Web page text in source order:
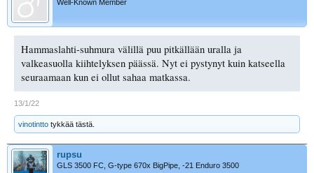
Well-Known Member
Hammaslahti-suhmura välillä puu pitkällään uralla ja
valkeasuolla kiihtelyksen päässä. Nyt ei pystynyt kuin katseella
seuraamaan kun ei ollut sahaa matkassa.
13/1/22
vinotintto tykkää tästä.
rupsu
GLS 3500 FC, G-type 670x BigPipe, -21 Enduro 3500